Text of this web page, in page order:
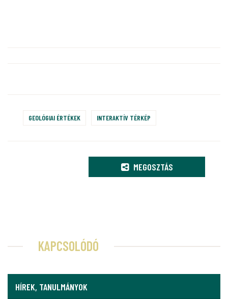
GEOLÓGIAI ÉRTÉKEK INTERAKTÍV TÉRKÉP
MEGOSZTÁS
KAPCSOLÓDÓ
HÍREK, TANULMÁNYOK